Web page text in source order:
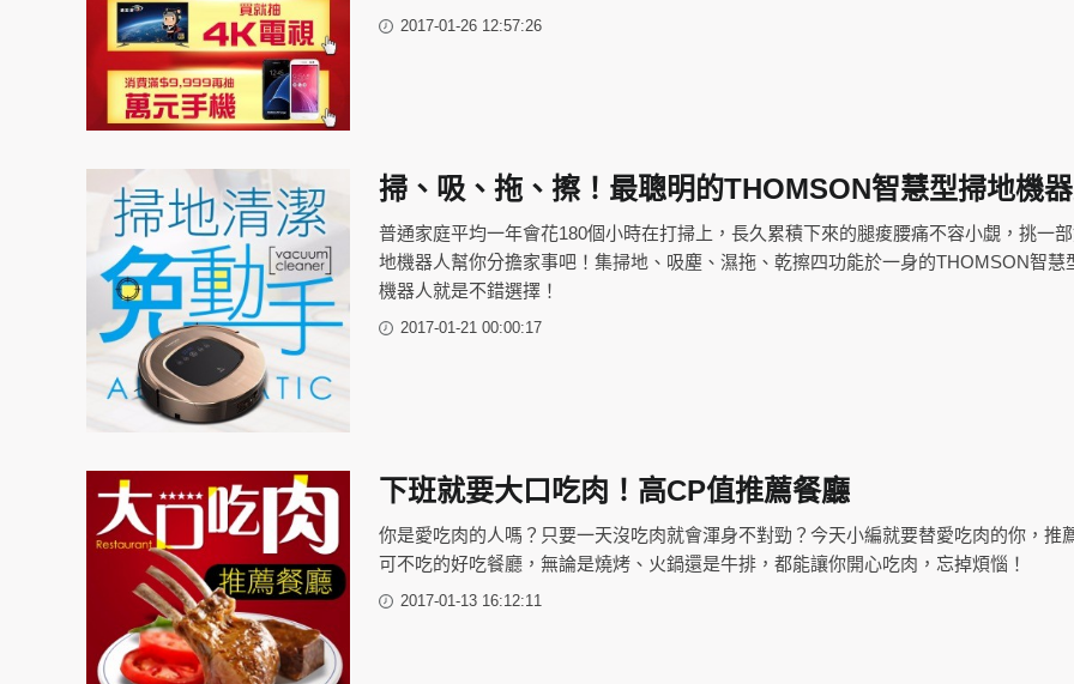
2017-01-26 12:57:26
掃、吸、拖、擦！最聰明的THOMSON智慧型掃地機
普通家庭平均一年會花180個小時在打掃上，長久累積下來的腿痠腰痛不容小覷，挑一
地機器人幫你分擔家事吧！集掃地、吸塵、濕拖、乾擦四功能於一身的THOMSON智慧
機器人就是不錯選擇！
2017-01-21 00:00:17
下班就要大口吃肉！高CP值推薦餐廳
你是愛吃肉的人嗎？只要一天沒吃肉就會渾身不對勁？今天小編就要替愛吃肉的你，推
可不吃的好吃餐廳，無論是燒烤、火鍋還是牛排，都能讓你開心吃肉，忘掉煩惱！
2017-01-13 16:12:11